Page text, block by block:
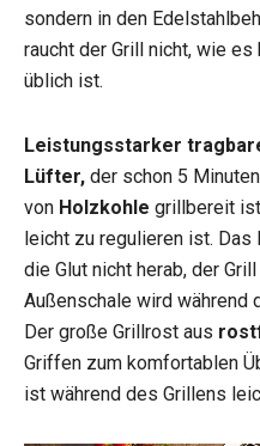
sondern in den
raucht der Grill nicht, wie
üblich ist.
Leistungsstarker
Lüfter, der schon 5
von Holzkohle grillbereit
leicht zu regulieren ist.
die Glut nicht herab, der
Außenschale wird während
Der große Grillrost aus
Griffen zum komfortablen
ist während des Grillens